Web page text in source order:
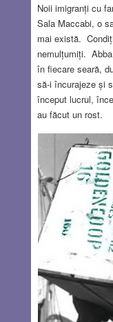
Noii imigranți cu
Sala Maccabi, o
mai există.
nemulțumiți.
în fiecare seară,
să-i încurajeze și
început lucrul,
au făcut un rost.